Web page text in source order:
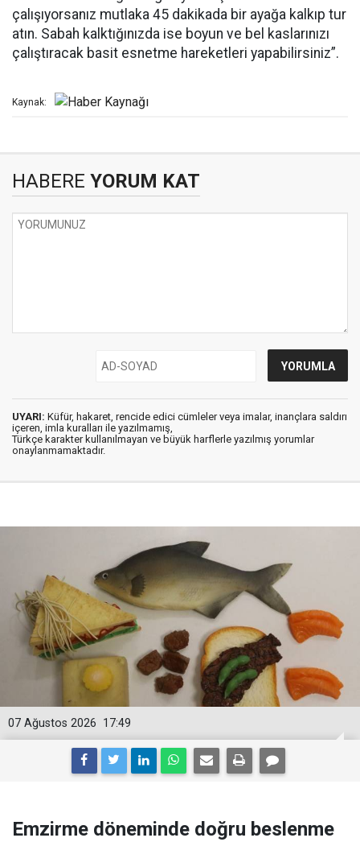
çalışıyorsanız mutlaka 45 dakikada bir ayağa kalkıp tur
atın. Sabah kalktığınızda ise boyun ve bel kaslarınızı
çalıştıracak basit esnetme hareketleri yapabilirsiniz”.
Kaynak:
HABERE YORUM KAT
UYARI: Küfür, hakaret, rencide edici cümleler veya imalar, inançlara saldırı
içeren, imla kuralları ile yazılmamış,
Türkçe karakter kullanılmayan ve büyük harflerle yazılmış yorumlar
onaylanmamaktadır.
17:49
07 Ağustos 2026
Emzirme döneminde doğru beslenme